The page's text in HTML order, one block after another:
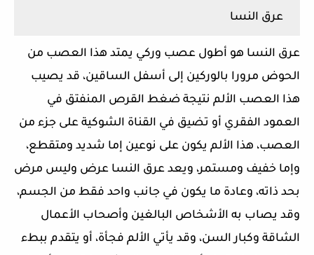
عرق النسا
عرق النسا هو أطول عصب وركي يمتد هذا العصب من
الحوض مرورا بالوركين إلى أسفل الساقين، قد يصيب
هذا العصب الألم نتيجة ضغط القرص المنفتق في
العمود الفقري أو تضيق في القناة الشوكية على جزء من
العصب، هذا الألم يكون على نوعين إما شديد ومتقطع،
وإما خفيف ومستمر، ويعد عرق النسا عرض وليس مرض
بحد ذاته، وعادة ما يكون في جانب واحد فقط من الجسم،
وقد يصاب به الأشخاص البالغين وأصحاب الأعمال
الشاقة وكبار السن، وقد يأتي الألم فجأة، أو يتقدم ببطء